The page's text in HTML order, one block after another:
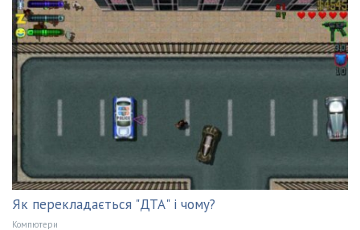
Як перекладається "ДТА" і чому?
Компютери